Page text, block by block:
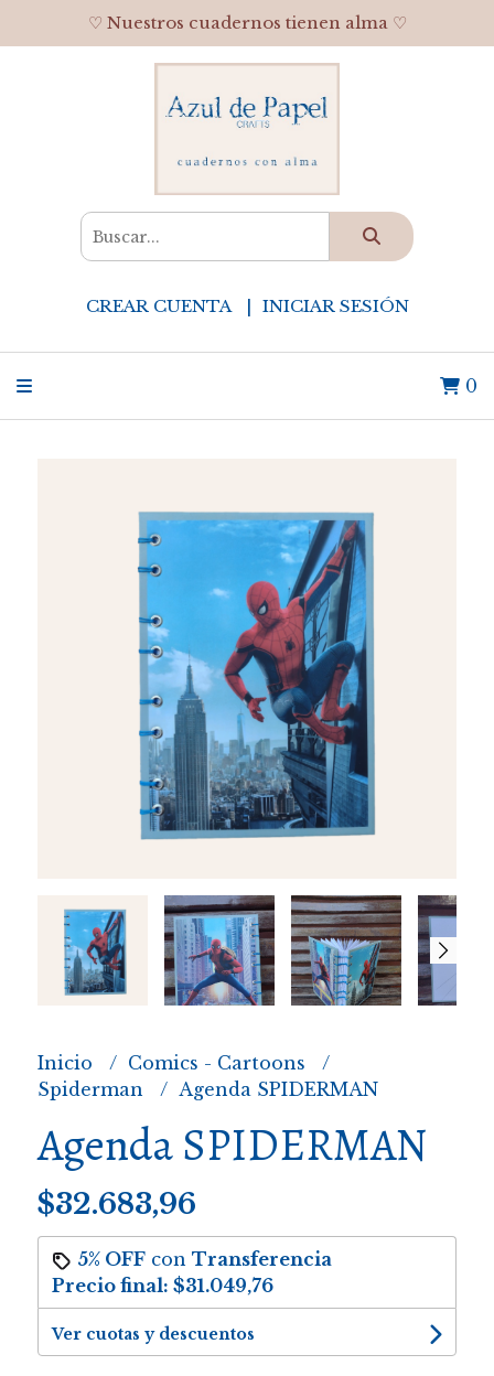
♡ Nuestros cuadernos tienen alma ♡
CREAR CUENTA INICIAR SESIÓN
0
Inicio
Comics - Cartoons
Spiderman
Agenda SPIDERMAN
Agenda SPIDERMAN
$32.683,96
5% OFFcon Transferencia
Precio final: $31.049,76
Ver cuotas y descuentos